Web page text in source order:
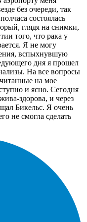
без очереди, так
состоялась
глядя на снимки,
того, что рака у
Я не могу
вспыхнувшую
дня я прошел
На все вопросы
на мое
и ясно. Сегодня
здорова, и через
Бикельс. Я очень
не смогла сделать